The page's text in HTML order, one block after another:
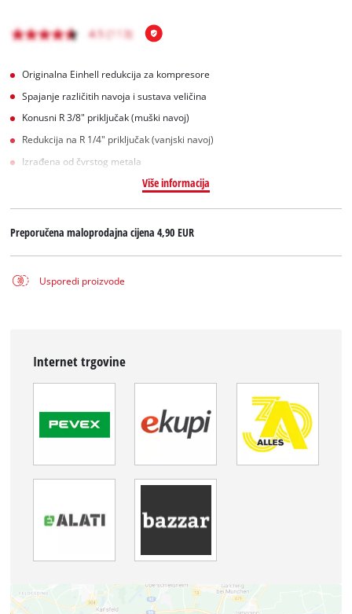
Originalna Einhell redukcija za kompresore
Spajanje različitih navoja i sustava veličina
Konusni R 3/8" priključak (muški navoj)
Redukcija na R 1/4" priključak (vanjski navoj)
Izrađena od čvrstog metala
Više informacija
Preporučena maloprodajna cijena4,90 EUR
Usporedi proizvode
Internet trgovine